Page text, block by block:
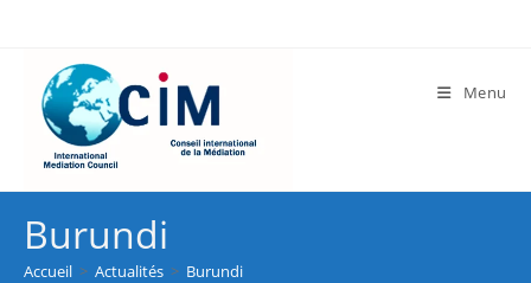
Menu
Burundi
Accueil > Actualités > Burundi